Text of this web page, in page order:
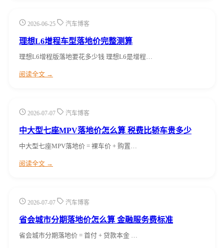
2026-06-25 汽车博客
理想L6增程车型落地价完整测算
理想L6增程版落地要花多少钱 理想L6是增程…
阅读全文 →
2026-07-07 汽车博客
中大型七座MPV落地价怎么算 税费比轿车贵多少
中大型七座MPV落地价 = 裸车价 + 购置…
阅读全文 →
2026-07-07 汽车博客
省会城市分期落地价怎么算 金融服务费标准
省会城市分期落地价 = 首付 + 贷款本金 …